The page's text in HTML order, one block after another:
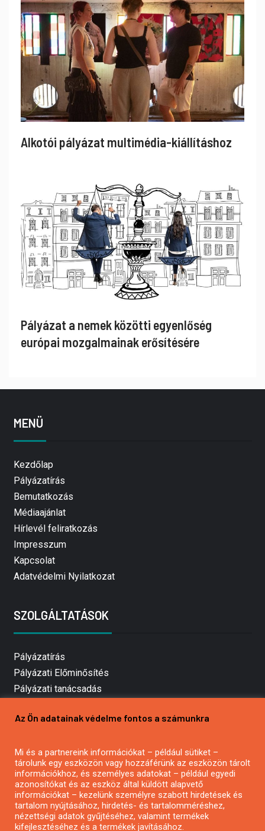
Alkotói pályázat multimédia-kiállításhoz
Pályázat a nemek közötti egyenlőség
európai mozgalmainak erősítésére
MENÜ
Kezdőlap
Pályázatírás
Bemutatkozás
Médiaajánlat
Hírlevél feliratkozás
Impresszum
Kapcsolat
Adatvédelmi Nyilatkozat
SZOLGÁLTATÁSOK
Pályázatírás
Pályázati Előminősítés
Pályázati tanácsadás
Mezőgazdasági pályázatírás
Pályázatírás civil szervezeteknek
Pályázatírás önkormányzatoknak
Pályázatfigyelés
Specifikus pályázatfigyelés vagy hírlevél
Az Ön adatainak védelme fontos a számunkra
Mi és a partnereink információkat – például sütiket –
tárolunk egy eszközön vagy hozzáférünk az eszközön tárolt
információkhoz, és személyes adatokat – például egyedi
azonosítókat és az eszköz által küldött alapvető
információkat – kezelünk személyre szabott hirdetések és
tartalom nyújtásához, hirdetés- és tartalomméréshez,
nézettségi adatok gyűjtéséhez, valamint termékek
kifejlesztéséhez és a termékek javításához.